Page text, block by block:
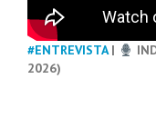
#ENTREVISTA|
2026)